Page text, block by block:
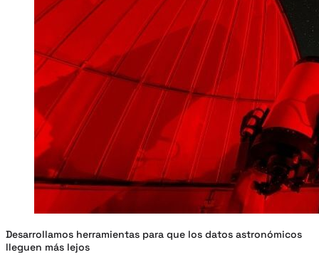
Desarrollamos herramientas para que los datos astronómicos
lleguen más lejos